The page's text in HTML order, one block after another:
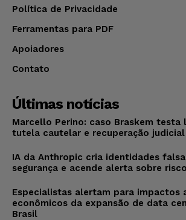
Política de Privacidade
Ferramentas para PDF
Apoiadores
Contato
Últimas notícias
Marcello Perino: caso Braskem testa
tutela cautelar e recuperação judicial
IA da Anthropic cria identidades
segurança e acende alerta sobre
Especialistas alertam para impactos
econômicos da expansão de data
Brasil